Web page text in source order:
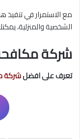
مع الاستمرار في تنفيذ
الشخصية والمنزلية،
شركة
تعرف على افضلشركة